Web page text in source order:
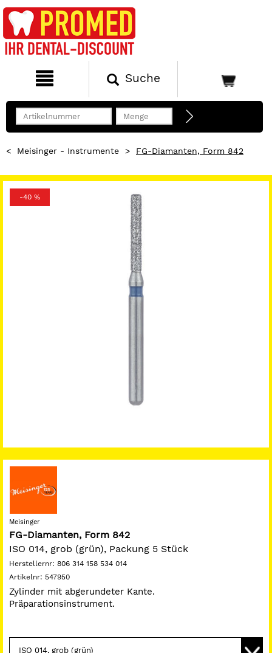
Suche
< Meisinger - Instrumente > FG-Diamanten, Form 842
-40 %
Meisinger
FG-Diamanten, Form 842
ISO 014, grob (grün), Packung 5 Stück
Herstellernr: 806 314 158 534 014
Artikelnr: 547950
Zylinder mit abgerundeter Kante.
Präparationsinstrument.